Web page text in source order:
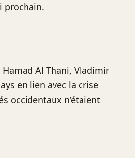
prochain.
Al Thani, Vladimir
en lien avec la crise
occidentaux n’étaient